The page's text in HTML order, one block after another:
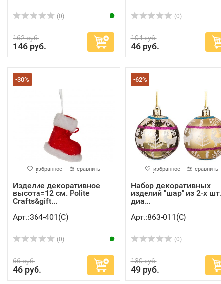
(0)
162 руб.
146 руб.
(0)
104 руб.
46 руб.
-30%
избранное сравнить
Изделие декоративное
высота=12 см. Polite
Crafts&gift...
Арт.:364-401(C)
(0)
66 руб.
46 руб.
-62%
избранное сравнить
Набор декоративных
изделий "шар" из 2-х шт.
диа...
Арт.:863-011(C)
(0)
130 руб.
49 руб.